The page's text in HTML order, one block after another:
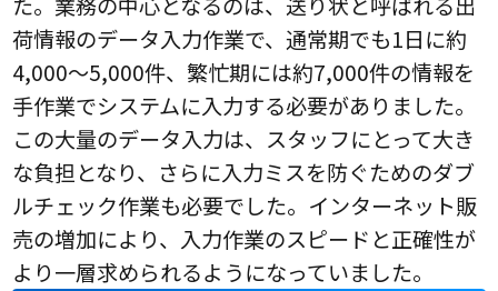
荷情報のデータ入力作業で、通常期でも1日に約
4,000～5,000件、繁忙期には約7,000件の情報を
手作業でシステムに入力する必要がありました。
この大量のデータ入力は、スタッフにとって大き
な負担となり、さらに入力ミスを防ぐためのダブ
ルチェック作業も必要でした。インターネット販
売の増加により、入力作業のスピードと正確性が
より一層求められるようになっていました。